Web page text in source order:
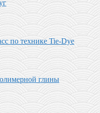
по технике Tie-Dye
глины